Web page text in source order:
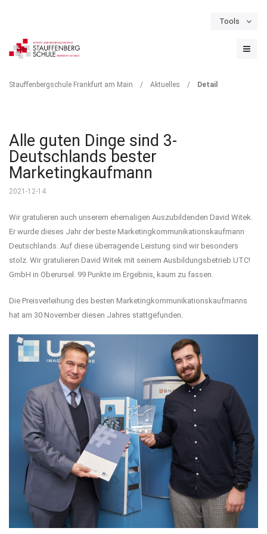
Tools
Schulportal Termine
Stauffenbergschule Frankfurt am Main / Aktuelles / Detail
Alle guten Dinge sind 3-
Deutschlands bester
Marketingkaufmann
2021-12-14
Wir gratulieren auch unserem ehemaligen Auszubildenden David Witek.
Er wurde dieses Jahr der beste Marketingkommunikationskaufmann
Deutschlands. Auf diese überragende Leistung sind wir besonders
stolz. Wir gratulieren David Witek mit seinem Ausbildungsbetrieb UTC!
GmbH in Oberursel. 99 Punkte im Ergebnis, kaum zu fassen.
Die Preisverleihung des besten Marketingkommunikationskaufmanns
hat am 30 November diesen Jahres stattgefunden.